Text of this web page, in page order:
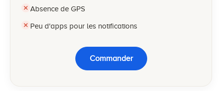
Absence de GPS
Peu d'apps pour les notifications
Commander